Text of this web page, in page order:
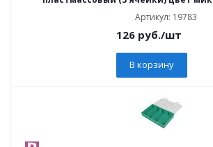
Артикул: 19783
126 руб./шт
В корзину